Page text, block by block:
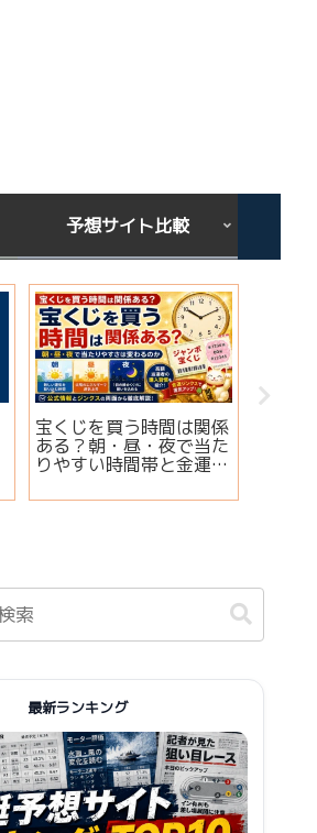
予想サイト比較
宝くじを買う時間は関係
ある？朝・昼・夜で当た
りやすい時間帯と金運ジ
最新ランキング